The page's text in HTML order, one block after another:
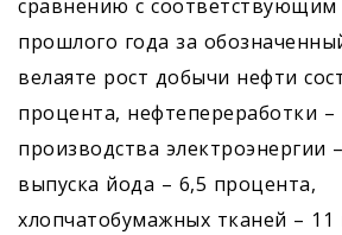
сравнению с
прошлого года за
велаяте рост добычи нефти
процента, нефтепереработки
производства электроэнергии
выпуска йода – 6,5 процента,
хлопчатобумажных тканей –